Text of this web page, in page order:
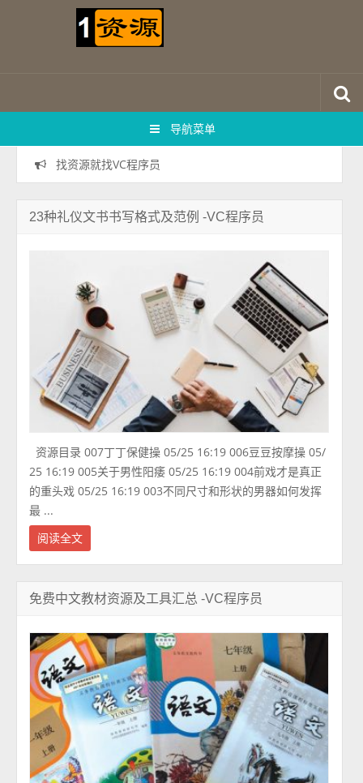
导航菜单
找资源就找VC程序员
23种礼仪文书书写格式及范例 -VC程序员
资源目录 007丁丁保健操 05/25 16:19 006豆豆按摩操 05/
25 16:19 005关于男性阳痿 05/25 16:19 004前戏才是真正
的重头戏 05/25 16:19 003不同尺寸和形状的男器如何发挥
最 ...
阅读全文
免费中文教材资源及工具汇总 -VC程序员